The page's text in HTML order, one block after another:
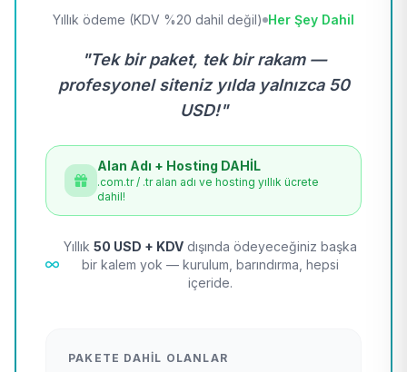
Yıllık ödeme (KDV %20 dahil değil) Her Şey Dahil
"Tek bir paket, tek bir rakam —
profesyonel siteniz yılda yalnızca 50
USD!"
Alan Adı + Hosting DAHİL
.com.tr / .tr alan adı ve hosting yıllık ücrete
dahil!
Yıllık 50 USD + KDV dışında ödeyeceğiniz başka
bir kalem yok — kurulum, barındırma, hepsi
içeride.
PAKETE DAHIL OLANLAR